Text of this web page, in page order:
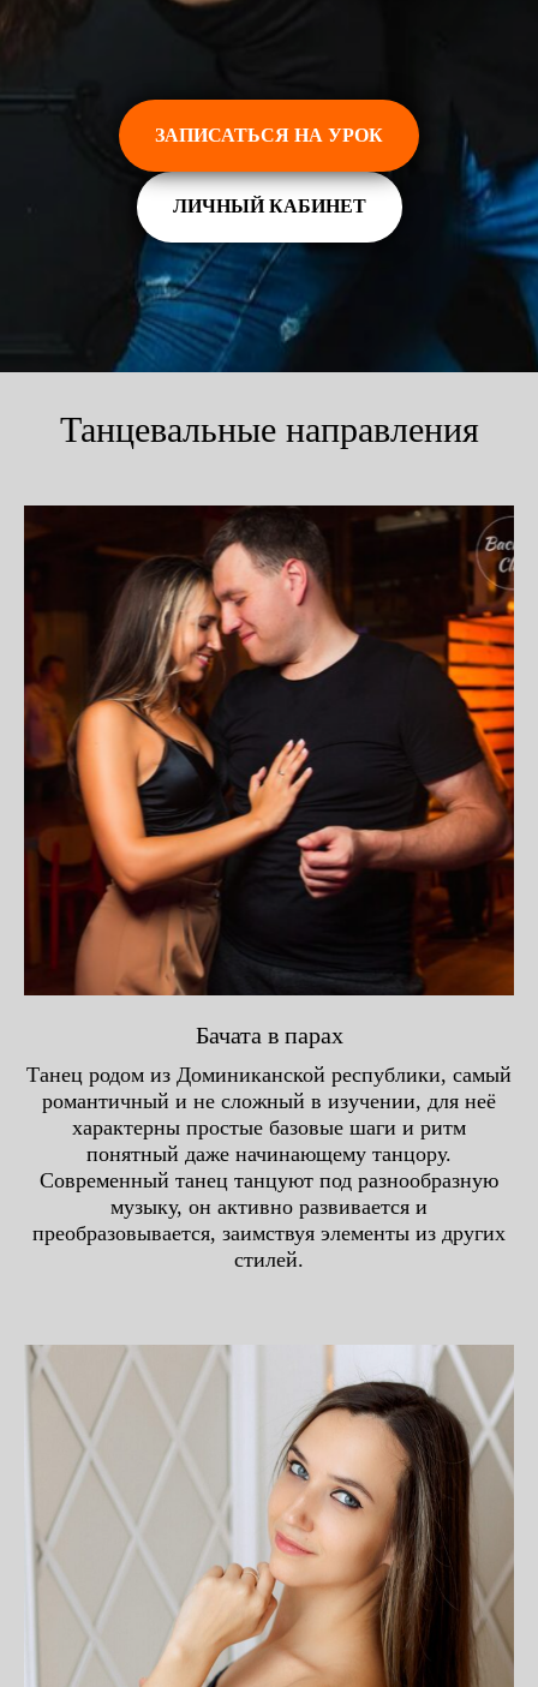
ЗАПИСАТЬСЯ НА УРОК
ЛИЧНЫЙ КАБИНЕТ
Танцевальные направления
Бачата в парах
Танец родом из Доминиканской республики, самый
романтичный и не сложный в изучении, для неё
характерны простые базовые шаги и ритм
понятный даже начинающему танцору.
Современный танец танцуют под разнообразную
музыку, он активно развивается и
преобразовывается, заимствуя элементы из других
стилей.